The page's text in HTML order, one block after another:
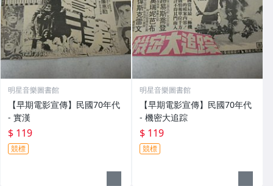
明星音樂圖書館
【早期電影宣傳】民國70年代
- 實漢
$ 119
競標
明星音樂圖書館
【早期電影宣傳】民國70年代
- 機密大追踪
$ 119
競標